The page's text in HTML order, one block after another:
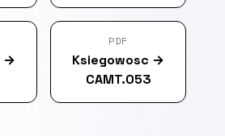
→
PDF
Ksiegowosc →
CAMT.053